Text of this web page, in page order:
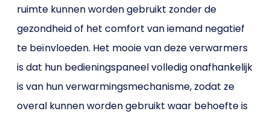
ruimte kunnen worden gebruikt zonder de
gezondheid of het comfort van iemand negatief
te beïnvloeden. Het mooie van deze verwarmers
is dat hun bedieningspaneel volledig onafhankelijk
is van hun verwarmingsmechanisme, zodat ze
overal kunnen worden gebruikt waar behoefte is